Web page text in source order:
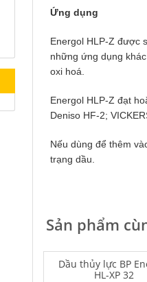
Ứng dụng
Energol HLP-Z được
những ứng dụng
oxi hoá.
Energol HLP-Z đạt
Deniso HF-2;
Nếu dùng để thêm
trạng dầu.
Sản phẩm
Dầu thủy lực BP
HL-XP 32